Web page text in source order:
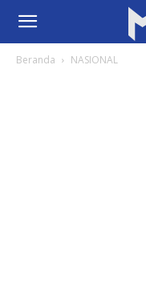
Beranda NASIONAL